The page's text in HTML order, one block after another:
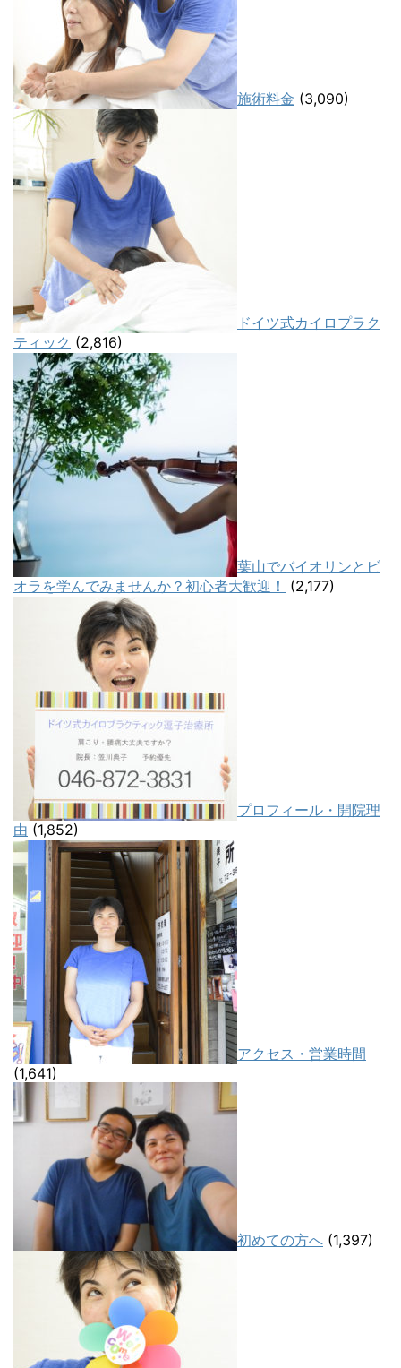
施術料金 (3,090)
ドイツ式カイロプラク
ティック (2,816)
葉山でバイオリンとビ
オラを学んでみませんか？初心者大歓迎！
(2,177)
プロフィール・開院理
由 (1,852)
アクセス・営業時間
(1,641)
初めての方へ (1,397)